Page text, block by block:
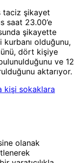
taciz şikayet
saat 23.00’e
şikayette
olduğunu,
dört kişiye
ve 12
aktarıyor.
kişi sokaklara
olanak